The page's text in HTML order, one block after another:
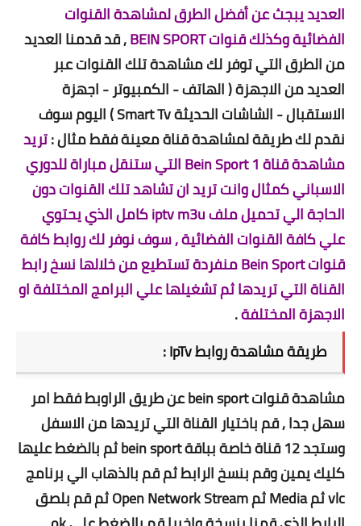
العديد يبجث عن أفضل الطرق لمشاهدة القنوات
الفضائية وكذلك قنوات BEIN SPORT
, قد قدمنا العديد
من الطرق التي توفر لك مشاهدة تلك القنوات عبر
العديد من الاجهزة ( الهاتف - الكمبيوتر - اجهزة
الاستقبال - الشاشات الحديثة Smart Tv ) اليوم سوف
نقدم لك طريقة لمشاهدة قناة معينة فقط مثال :تريد
مشاهدة قناة Bein Sport 1 التي ستنقل مباراة للدوري
الاسباني كمثال وانت تريد ان تشاهد تلك القنوات دون
الحاجة الي تحميل ملف iptv m3u كامل الذي يحتوي
علي كافة القنوات الفضائية , سوف نوفر لك روابط كافة
قنوات Bein Sport منفردة تستطيع من خلالها نسخ رابط
القناة التي تريدها ثم تشغيلها علي البرامج المختلفة او
الاجهزة المختلفة.
طريقة مشاهدة روابط IpTv :
مشاهدة قنوات bein sport عن طريق الراوبط فقط امر
سهل جدا , قم باختيار القناة التي تريدها من الاسفل
وستجد 12 قناة خاصة بباقة bein sport ثم بالضغط عليها
كليك يمين وقم بنسخ الرابط ثم قم بالذهاب الي برنامج
vlc ثم Media ثم Open Network Stream ثم قم بلصق